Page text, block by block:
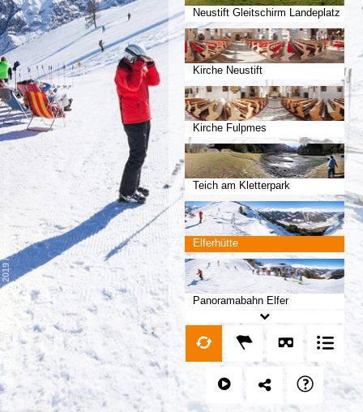
Neustift Gleitschirm Landeplatz
Kirche Neustift
Kirche Fulpmes
Teich am Kletterpark
Elferhütte
Panoramabahn Elfer
mp moving-pictures gmbh © 2019
/
Datenschutz